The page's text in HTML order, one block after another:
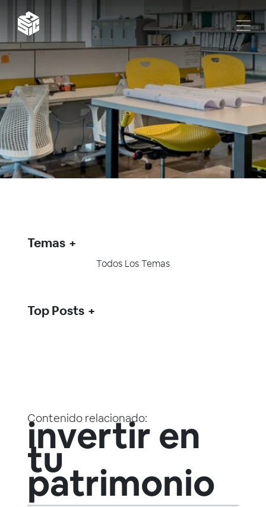
Contenido relacionado:
invertir en
tu
patrimonio
Temas
Todos Los Temas
Top Posts